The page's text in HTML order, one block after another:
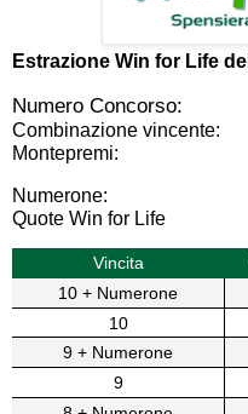
Estrazione Win for Life del
Numero Concorso:
Combinazione vincente:
Montepremi:
Numerone:
Quote Win for Life
Vincita
10 + Numerone
10
9 + Numerone
9